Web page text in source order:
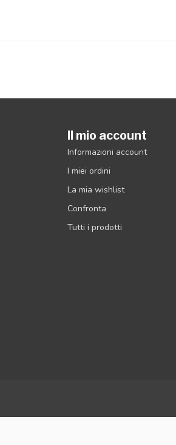
Il mio account
Informazioni account
I miei ordini
La mia wishlist
Confronta
Tutti i prodotti